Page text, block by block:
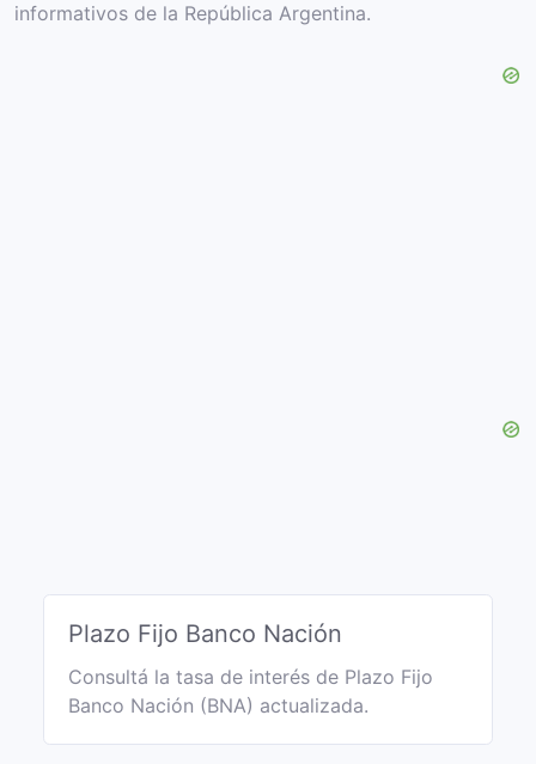
informativos de la República Argentina.
Plazo Fijo Banco Nación
Consultá la tasa de interés de Plazo Fijo
Banco Nación (BNA) actualizada.